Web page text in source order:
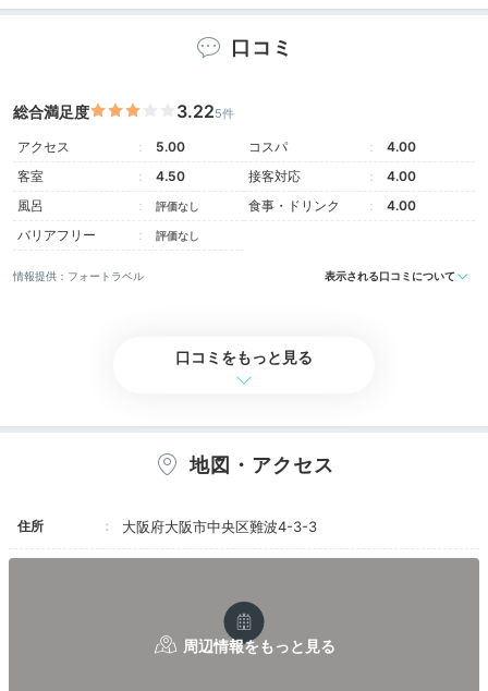
しましょう。
Room
15:30
日本美を実感できる
ゆとりのある客室
スタンダードハリウッドツイン
プレミアムとスタンダードの全150室。ツインタイプ以
が多いナチュラルな内装で、一歩入るとそこは“都会の
。全室バストイレ別、洗い場付で快適に過ご
口コミ
総合満足度 3.225件
アクセス 5.00 コスパ
4.00
客室
4.50 接客対応
4.00
風呂
評価なし 食事・ドリンク
4.00
バリアフリー
評価なし
情報提供：フォートラベル 表示される口コミについて
口コミをもっと見る
地図・アクセス
住所 大阪府大阪市中央区難波4-3-3